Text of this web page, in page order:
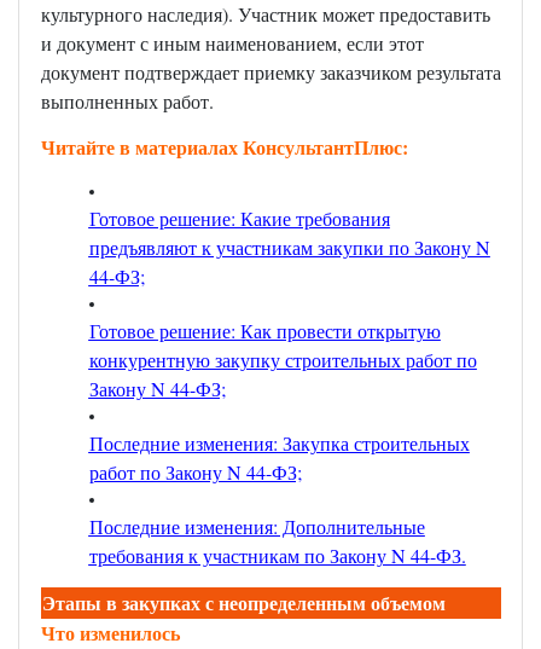
культурного наследия). Участник может предоставить
и документ с иным наименованием, если этот
документ подтверждает приемку заказчиком результата
выполненных работ.
Читайте в материалах КонсультантПлюс:
Готовое решение: Какие требования
предъявляют к участникам закупки по Закону N
44-ФЗ;
Готовое решение: Как провести открытую
конкурентную закупку строительных работ по
Закону N 44-ФЗ;
Последние изменения: Закупка строительных
работ по Закону N 44-ФЗ;
Последние изменения: Дополнительные
требования к участникам по Закону N 44-ФЗ.
Этапы в закупках с неопределенным объемом
Что изменилось